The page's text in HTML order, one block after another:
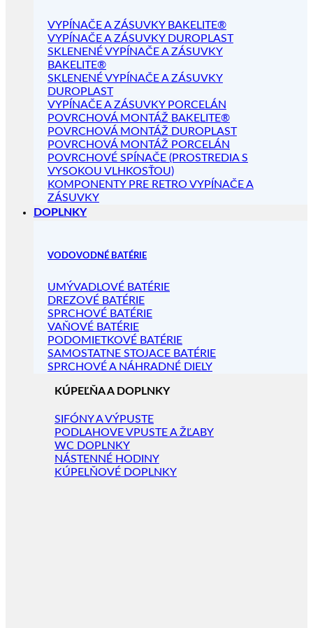
VYPÍNAČE A ZÁSUVKY BAKELITE®
VYPÍNAČE A ZÁSUVKY DUROPLAST
SKLENENÉ VYPÍNAČE A ZÁSUVKY
BAKELITE®
SKLENENÉ VYPÍNAČE A ZÁSUVKY
DUROPLAST
VYPÍNAČE A ZÁSUVKY PORCELÁN
POVRCHOVÁ MONTÁŽ BAKELITE®
POVRCHOVÁ MONTÁŽ DUROPLAST
POVRCHOVÁ MONTÁŽ PORCELÁN
POVRCHOVÉ SPÍNAČE (PROSTREDIA S
VYSOKOU VLHKOSŤOU)
KOMPONENTY PRE RETRO VYPÍNAČE A
ZÁSUVKY
DOPLNKY
VODOVODNÉ BATÉRIE
UMÝVADLOVÉ BATÉRIE
DREZOVÉ BATÉRIE
SPRCHOVÉ BATÉRIE
VAŇOVÉ BATÉRIE
PODOMIETKOVÉ BATÉRIE
SAMOSTATNE STOJACE BATÉRIE
SPRCHOVÉ A NÁHRADNÉ DIELY
KÚPEĽŇA A DOPLNKY
SIFÓNY A VÝPUSTE
PODLAHOVE VPUSTE A ŽĽABY
WC DOPLNKY
NÁSTENNÉ HODINY
KÚPELŇOVÉ DOPLNKY